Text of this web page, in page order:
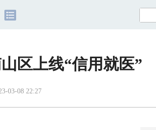
区上线“信用就医”
03-08 22:27